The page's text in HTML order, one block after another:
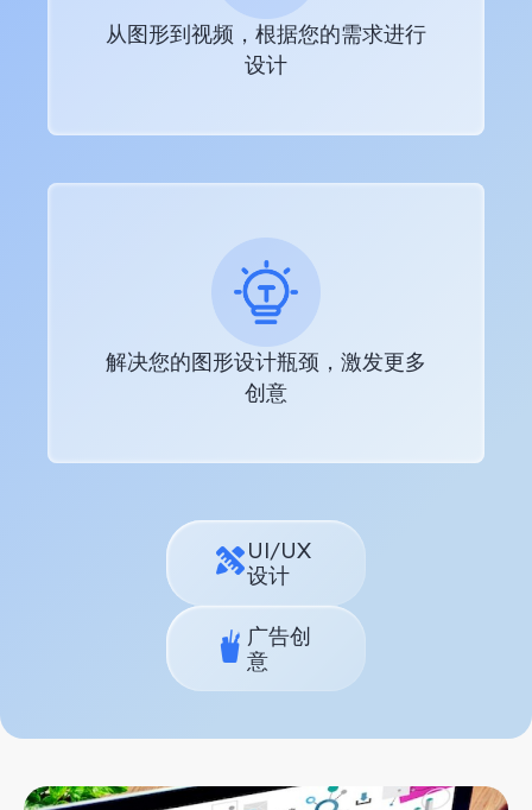
从图形到视频，根据您的需求进行
设计
解决您的图形设计瓶颈，激发更多
创意
UI/UX
设计
广告创
意